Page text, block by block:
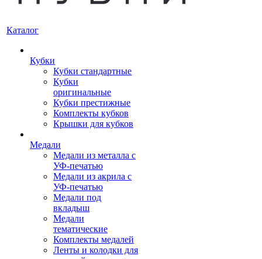
Каталог
Кубки
Кубки стандартные
Кубки
оригинальные
Кубки престижные
Комплекты кубков
Крышки для кубков
Медали
Медали из металла с
УФ-печатью
Медали из акрила с
УФ-печатью
Медали под
вкладыш
Медали
тематические
Комплекты медалей
Ленты и колодки для